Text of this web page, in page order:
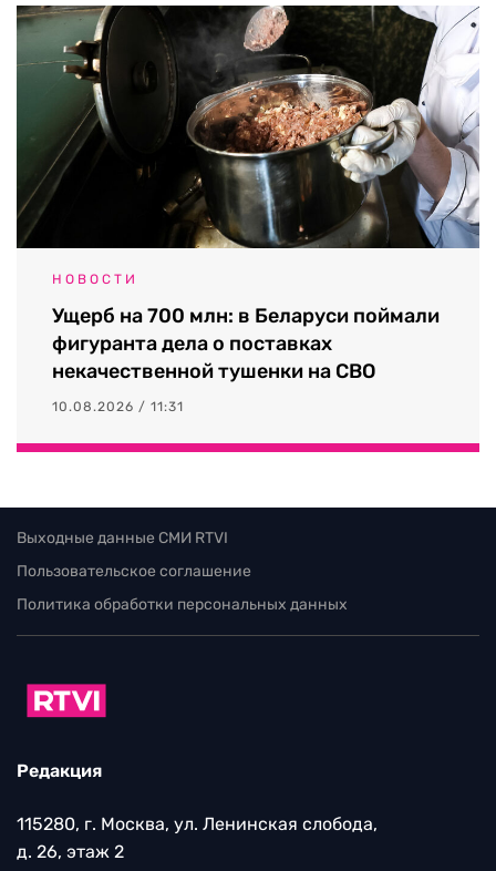
НОВОСТИ
Ущерб на 700 млн: в Беларуси поймали
фигуранта дела о поставках
некачественной тушенки на СВО
10.08.2026 / 11:31
Выходные данные СМИ RTVI
Пользовательское соглашение
Политика обработки персональных данных
Редакция
115280, г. Москва, ул. Ленинская слобода,
д. 26, этаж 2